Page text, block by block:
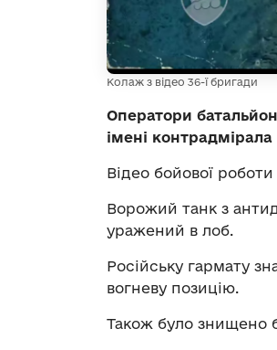
Колаж з відео 36-ї бригади
Оператори
імені
Відео бойової
Ворожий танк з
уражений в лоб.
Російську гармату
вогневу позицію.
Також було знищено